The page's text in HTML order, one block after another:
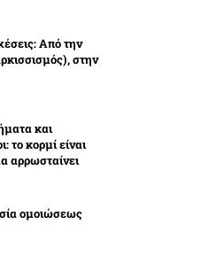
Από την
στην
και
το κορμί είναι
αρρωσταίνει
ομοιώσεως